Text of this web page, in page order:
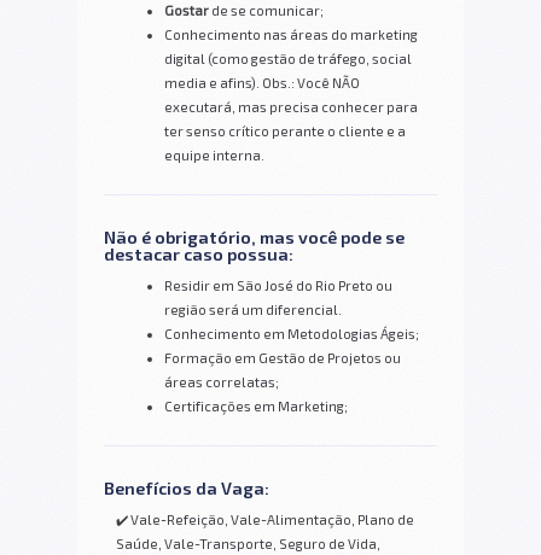
Gostarde se comunicar;
Conhecimento nas áreas do marketing
digital (como gestão de tráfego, social
media e afins). Obs.: Você NÃO
executará, mas precisa conhecer para
ter senso crítico perante o cliente e a
equipe interna.
Não é obrigatório, mas você pode se
destacar caso possua:
Residir em São José do Rio Preto ou
região será um diferencial.
Conhecimento em Metodologias Ágeis;
Formação em Gestão de Projetos ou
áreas correlatas;
Certificações em Marketing;
Benefícios da Vaga:
✔️ Vale-Refeição, Vale-Alimentação, Plano de
Saúde, Vale-Transporte, Seguro de Vida,